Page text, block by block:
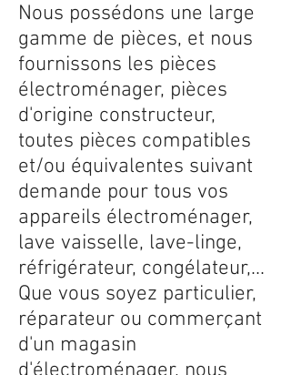
Nous possédons une large
gamme de pièces, et nous
fournissons les pièces
électroménager, pièces
d'origine constructeur,
toutes pièces compatibles
et/ou équivalentes suivant
demande pour tous vos
appareils électroménager,
lave vaisselle, lave-linge,
réfrigérateur, congélateur,...
Que vous soyez particulier,
réparateur ou commerçant
d'un magasin